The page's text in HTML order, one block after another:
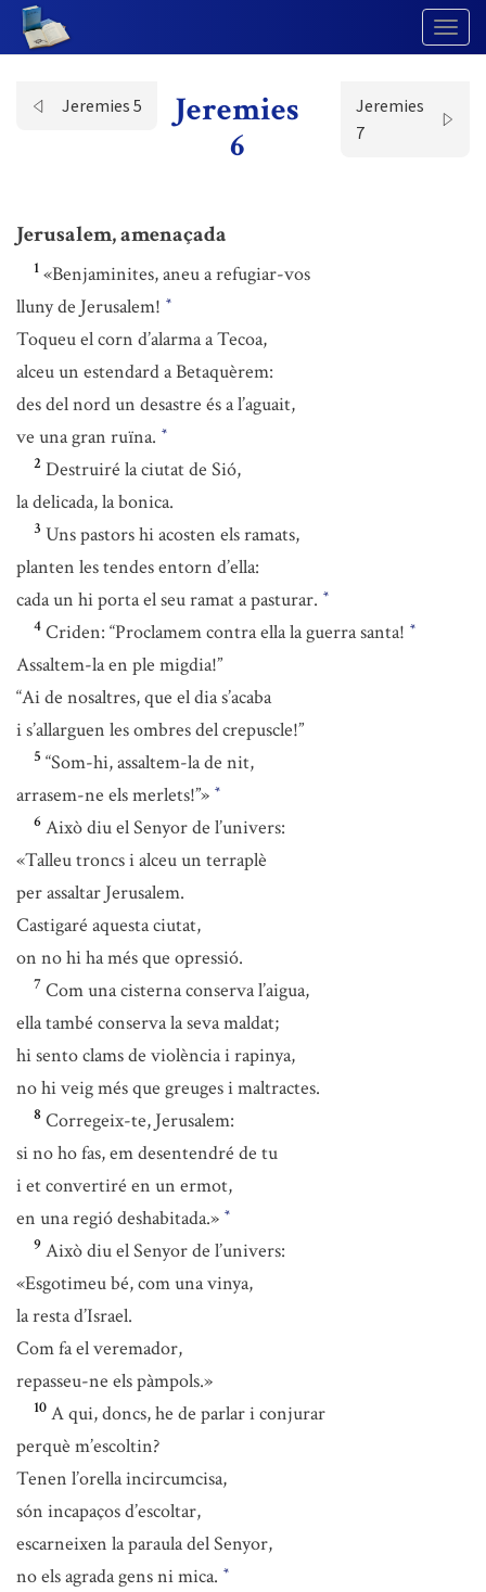
Jeremies 5
Jeremies
6
Jeremies
7
Jerusalem, amenaçada
1 «Benjaminites, aneu a refugiar-vos
lluny de Jerusalem! *
Toqueu el corn d’alarma a Tecoa,
alceu un estendard a Betaquèrem:
des del nord un desastre és a l’aguait,
ve una gran ruïna. *
2 Destruiré la ciutat de Sió,
la delicada, la bonica.
3 Uns pastors hi acosten els ramats,
planten les tendes entorn d’ella:
cada un hi porta el seu ramat a pasturar. *
4 Criden: “Proclamem contra ella la guerra santa! *
Assaltem-la en ple migdia!”
“Ai de nosaltres, que el dia s’acaba
i s’allarguen les ombres del crepuscle!”
5 “Som-hi, assaltem-la de nit,
arrasem-ne els merlets!”» *
6 Això diu el Senyor de l’univers:
«Talleu troncs i alceu un terraplè
per assaltar Jerusalem.
Castigaré aquesta ciutat,
on no hi ha més que opressió.
7 Com una cisterna conserva l’aigua,
ella també conserva la seva maldat;
hi sento clams de violència i rapinya,
no hi veig més que greuges i maltractes.
8 Corregeix-te, Jerusalem:
si no ho fas, em desentendré de tu
i et convertiré en un ermot,
en una regió deshabitada.» *
9 Això diu el Senyor de l’univers:
«Esgotimeu bé, com una vinya,
la resta d’Israel.
Com fa el veremador,
repasseu-ne els pàmpols.»
10 A qui, doncs, he de parlar i conjurar
perquè m’escoltin?
Tenen l’orella incircumcisa,
són incapaços d’escoltar,
escarneixen la paraula del Senyor,
no els agrada gens ni mica. *